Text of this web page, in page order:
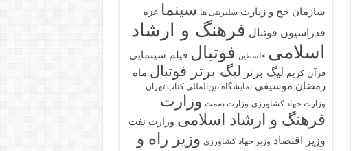
سازمان حج و زیارت سلبریتی ها سینما غزه
فدراسیون فوتبال فرهنگ و ارشاد
اسلامی فلسطین فوتبال فیلم سینمایی
قرآن کریم لیگ برتر لیگ برتر فوتبال ماه
رمضان موسیقی نمایشگاه بین‌المللی کتاب تهران
وزارت جهاد کشاورزی وزارت صمت وزارت
فرهنگ و ارشاد اسلامی وزارت نفت
وزیر اقتصاد وزیر جهاد کشاورزی وزیر راه و